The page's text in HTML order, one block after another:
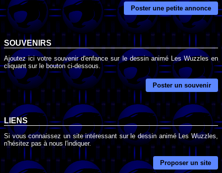
Poster une petite annonce
SOUVENIRS
Ajoutez ici votre souvenir d'enfance sur le dessin animé Les Wuzzles en
cliquant sur le bouton ci-dessous.
Poster un souvenir
LIENS
Si vous connaissez un site intéressant sur le dessin animé Les Wuzzles,
n'hésitez pas à nous l'indiquer.
Proposer un site